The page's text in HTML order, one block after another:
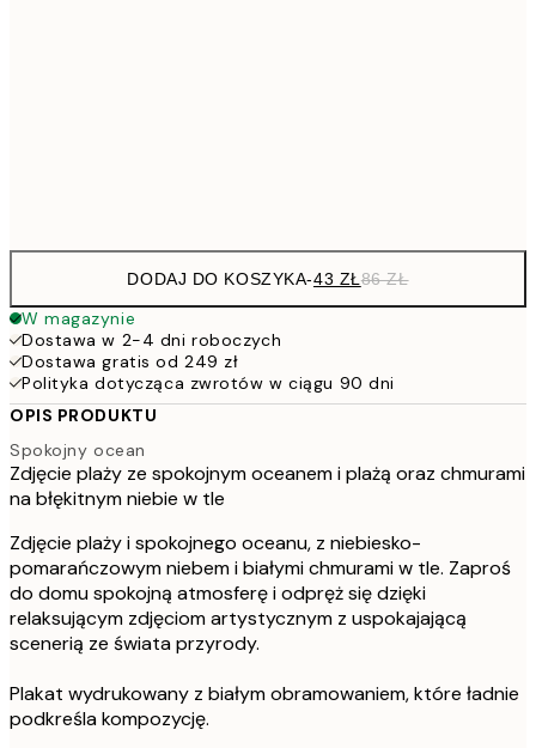
DODAJ DO KOSZYKA-43 ZŁ 86 ZŁ
W magazynie
Dostawa w 2-4 dni roboczych
Dostawa gratis od 249 zł
Polityka dotycząca zwrotów w ciągu 90 dni
OPIS PRODUKTU
Spokojny ocean
Zdjęcie plaży ze spokojnym oceanem i plażą oraz chmurami
na błękitnym niebie w tle
Zdjęcie plaży i spokojnego oceanu, z niebiesko-
pomarańczowym niebem i białymi chmurami w tle. Zaproś
do domu spokojną atmosferę i odpręż się dzięki
relaksującym zdjęciom artystycznym z uspokajającą
scenerią ze świata przyrody.
Plakat wydrukowany z białym obramowaniem, które ładnie
podkreśla kompozycję.